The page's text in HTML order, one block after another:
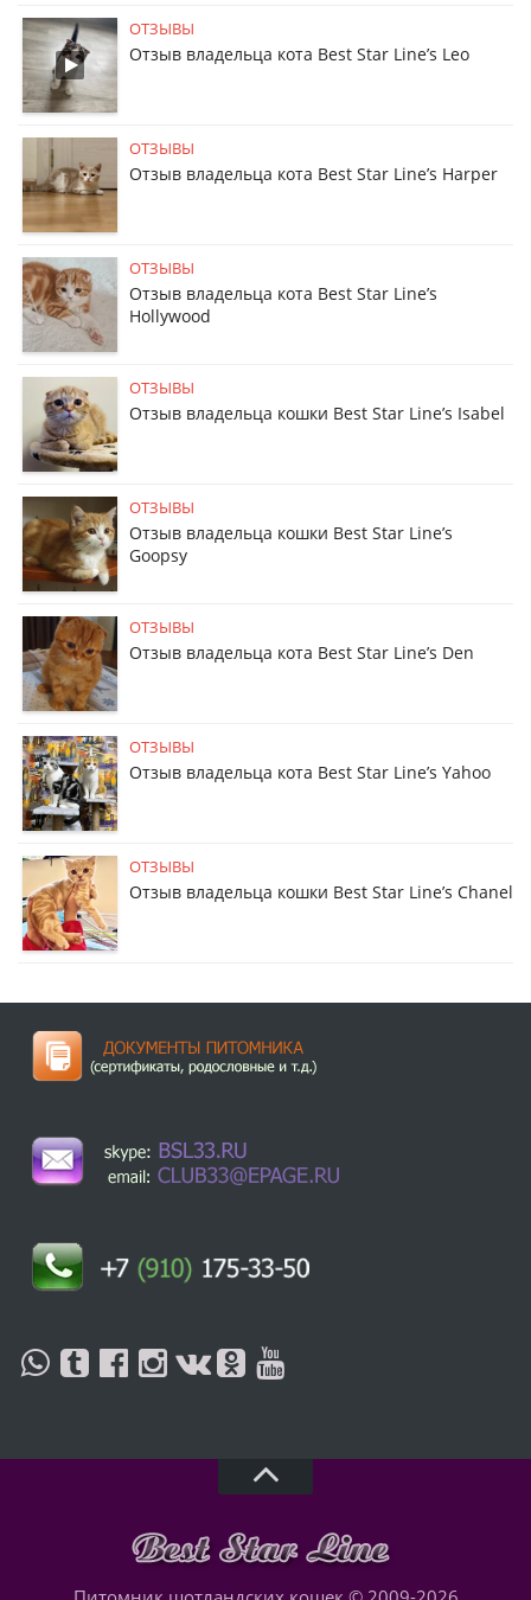
ОТЗЫВЫ
Отзыв владельца кота Best Star Line’s Leo
ОТЗЫВЫ
Отзыв владельца кота Best Star Line’s Harper
ОТЗЫВЫ
Отзыв владельца кота Best Star Line’s
Hollywood
ОТЗЫВЫ
Отзыв владельца кошки Best Star Line’s Isabel
ОТЗЫВЫ
Отзыв владельца кошки Best Star Line’s
Goopsy
ОТЗЫВЫ
Отзыв владельца кота Best Star Line’s Den
ОТЗЫВЫ
Отзыв владельца кота Best Star Line’s Yahoo
ОТЗЫВЫ
Отзыв владельца кошки Best Star Line’s Chanel